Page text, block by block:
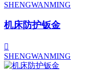
SHENGWANMING
机床防护钣金
SHENGWANMING